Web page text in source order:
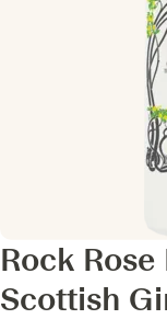
Rock
Scottish